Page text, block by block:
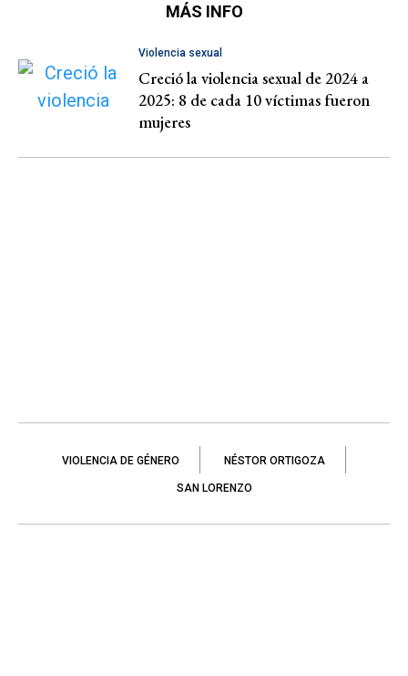
MÁS INFO
Violencia sexual
Creció la violencia sexual de 2024 a
2025: 8 de cada 10 víctimas fueron
mujeres
VIOLENCIA DE GÉNERO NÉSTOR ORTIGOZA
SAN LORENZO